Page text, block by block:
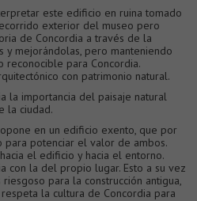
este edificio en ruina tomado
exterior del museo pero
de Concordia a través de la
y mejorándolas, pero manteniendo
reconocible para Concordia.
con patrimonio natural.
la importancia del paisaje natural
la ciudad.
en un edificio exento, que por
para potenciar el valor de ambos.
el edificio y hacia el entorno.
con la del propio lugar. Esto a su vez
para la construcción antigua,
la cultura de Concordia para